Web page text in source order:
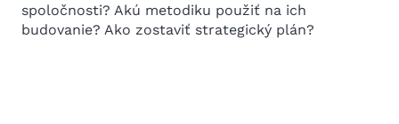
spoločnosti? Akú metodiku použiť na ich
budovanie? Ako zostaviť strategický plán?